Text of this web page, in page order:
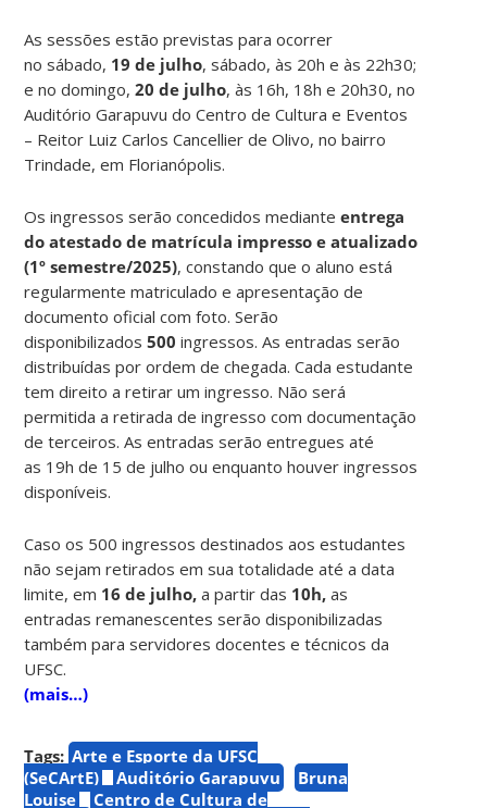
As sessões estão previstas para ocorrer
no sábado, 19 de julho, sábado, às 20h e às 22h30;
e no domingo,20 de julho, às 16h, 18h e 20h30, no
Auditório Garapuvu do Centro de Cultura e Eventos
– Reitor Luiz Carlos Cancellier de Olivo, no bairro
Trindade, em Florianópolis.
Os ingressos serão concedidos medianteentrega
do atestado de matrícula impresso e atualizado
(1º semestre/2025), constando que o aluno está
regularmente matriculado e apresentação de
documento oficial com foto. Serão
disponibilizados500ingressos. As entradas serão
distribuídas por ordem de chegada. Cada estudante
tem direito a retirar um ingresso. Não será
permitida a retirada de ingresso com documentação
de terceiros. As entradas serão entregues até
as 19h de 15 de julho ou enquanto houver ingressos
disponíveis.
Caso os 500 ingressos destinados aos estudantes
não sejam retirados em sua totalidade até a data
limite, em 16 de julho,a partir das 10h,as
entradas remanescentes serão disponibilizadas
também para servidores docentes e técnicos da
UFSC.
(mais…)
Tags: Arte e Esporte da UFSC
(SeCArtE)
Auditório Garapuvu
Bruna
Louise
Centro de Cultura de